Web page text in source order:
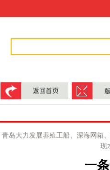
青岛大力发展养殖工船、深海网箱
现
一